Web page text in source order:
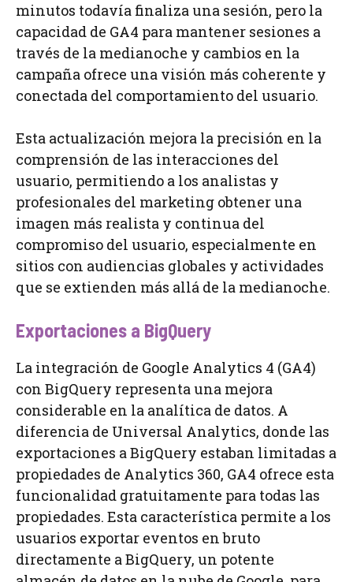
minutos todavía finaliza una sesión, pero la
capacidad de GA4 para mantener sesiones a
través de la medianoche y cambios en la
campaña ofrece una visión más coherente y
conectada del comportamiento del usuario.
Esta actualización mejora la precisión en la
comprensión de las interacciones del
usuario, permitiendo a los analistas y
profesionales del marketing obtener una
imagen más realista y continua del
compromiso del usuario, especialmente en
sitios con audiencias globales y actividades
que se extienden más allá de la medianoche.
Exportaciones a BigQuery
La integración de Google Analytics 4 (GA4)
con BigQuery representa una mejora
considerable en la analítica de datos. A
diferencia de Universal Analytics, donde las
exportaciones a BigQuery estaban limitadas a
propiedades de Analytics 360, GA4 ofrece esta
funcionalidad gratuitamente para todas las
propiedades. Esta característica permite a los
usuarios exportar eventos en bruto
directamente a BigQuery, un potente